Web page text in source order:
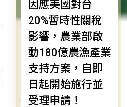
因應美國對台
20%暫時性關稅
影響，農業部啟
動180億農漁產業
支持方案，自即
日起開始施行並
受理申請！